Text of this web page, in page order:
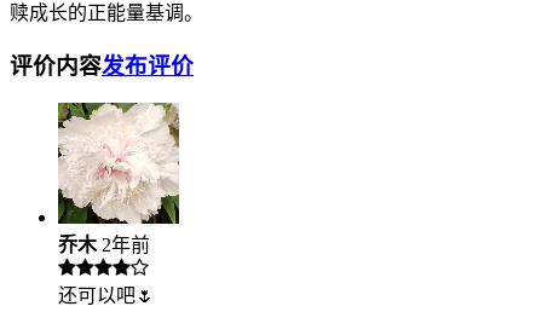
赎成长的正能量基调。
评价内容发布评价
乔木 2年前
还可以吧🌷